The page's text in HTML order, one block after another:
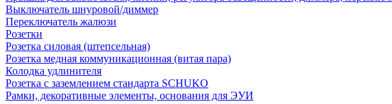
Выключатель шнуровой/диммер
Переключатель жалюзи
Розетки
Розетка силовая (штепсельная)
Розетка медная коммуникационная (витая пара)
Колодка удлинителя
Розетка с заземлением стандарта SCHUKO
Рамки, декоративные элементы, основания для ЭУИ